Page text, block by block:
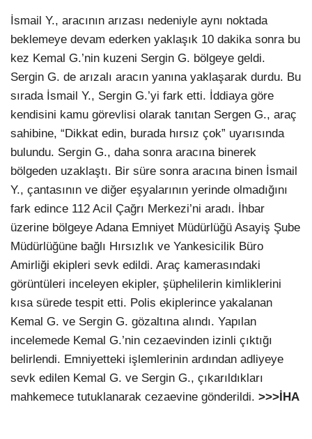
İsmail Y., aracının arızası nedeniyle aynı noktada
beklemeye devam ederken yaklaşık 10 dakika sonra bu
kez Kemal G.’nin kuzeni Sergin G. bölgeye geldi.
Sergin G. de arızalı aracın yanına yaklaşarak durdu. Bu
sırada İsmail Y., Sergin G.’yi fark etti. İddiaya göre
kendisini kamu görevlisi olarak tanıtan Sergen G., araç
sahibine, “Dikkat edin, burada hırsız çok” uyarısında
bulundu. Sergin G., daha sonra aracına binerek
bölgeden uzaklaştı. Bir süre sonra aracına binen İsmail
Y., çantasının ve diğer eşyalarının yerinde olmadığını
fark edince 112 Acil Çağrı Merkezi’ni aradı. İhbar
üzerine bölgeye Adana Emniyet Müdürlüğü Asayiş Şube
Müdürlüğüne bağlı Hırsızlık ve Yankesicilik Büro
Amirliği ekipleri sevk edildi. Araç kamerasındaki
görüntüleri inceleyen ekipler, şüphelilerin kimliklerini
kısa sürede tespit etti. Polis ekiplerince yakalanan
Kemal G. ve Sergin G. gözaltına alındı. Yapılan
incelemede Kemal G.’nin cezaevinden izinli çıktığı
belirlendi. Emniyetteki işlemlerinin ardından adliyeye
sevk edilen Kemal G. ve Sergin G., çıkarıldıkları
mahkemece tutuklanarak cezaevine gönderildi. >>>İHA